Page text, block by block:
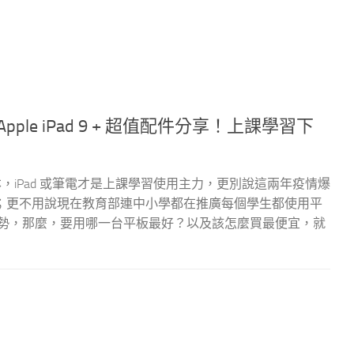
iPad 9 + 超值配件分享！上課學習下
iPad 或筆電才是上課學習使用主力，更別說這兩年疫情爆
更不用說現在教育部連中小學都在推廣每個學生都使用平
，那麼，要用哪一台平板最好？以及該怎麼買最便宜，就